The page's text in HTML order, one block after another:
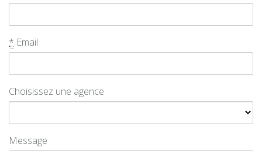
* Email
Choisissez une agence
Message